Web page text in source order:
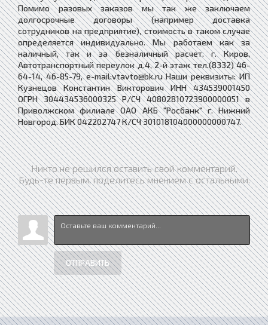
Помимо разовых заказов мы так же заключаем
долгосрочные договоры (например доставка
сотрудников на предприятие), стоимость в таком случае
определяется индивидуально. Мы работаем как за
наличный, так и за безналичный расчет. г. Киров,
Автотранспортный переулок д.4, 2-й этаж тел.(8332) 46-
64-14, 46-85-79, e-mail:vtavto@bk.ru Наши реквизиты: ИП
Кузнецов Константин Викторович ИНН 434539001450
ОГРН 304434536000325 Р/СЧ 40802810723900000051 в
Приволжском филиале ОАО АКБ "Росбанк" г. Нижний
Новгород. БИК 042202747 К/СЧ 301018104000000000747.
Никто не решился оставить свой комментарий.
Будь-те первым, поделитесь мнением с остальными.
ОТПРАВИТЬ